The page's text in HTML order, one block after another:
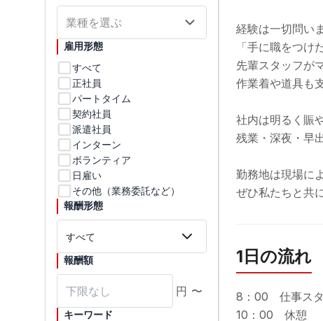
業種を選ぶ
雇用形態
すべて
正社員
パートタイム
契約社員
派遣社員
インターン
ボランティア
日雇い
その他（業務委託など）
報酬形態
報酬額
円 〜
キーワード
経験は一切問い
「手に職をつけ
先輩スタッフが
作業着や道具も
社内は明るく賑
残業・深夜・早
勤務地は現場に
ぜひ私たちと共
1日の流れ
8：00　仕事ス
10：00　休憩